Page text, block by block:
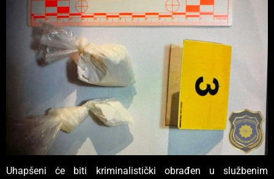
Uhapšeni će biti kriminalistički obrađen u službenim